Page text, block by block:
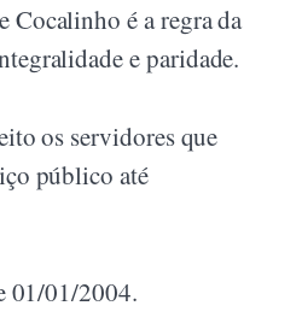
Cocalinho é a regra da
e paridade.
os servidores que
público até
01/01/2004.